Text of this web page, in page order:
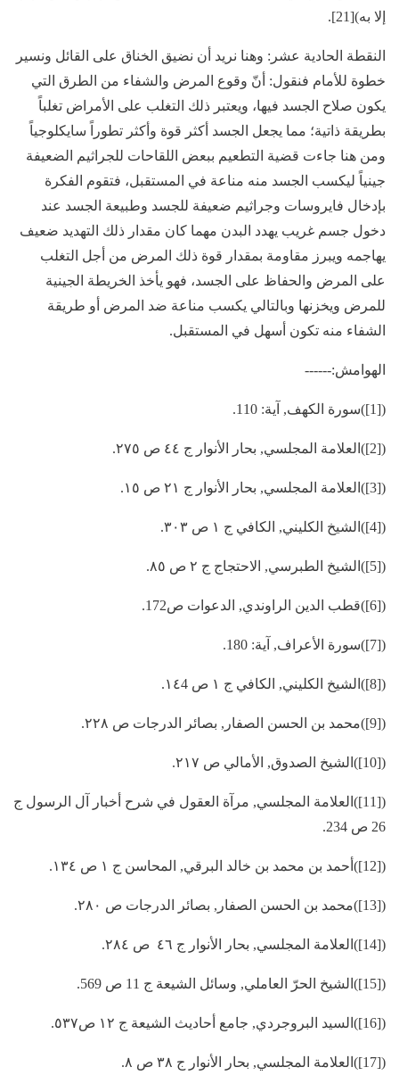
إلا به)[21].
النقطة الحادية عشر: وهنا نريد أن نضيق الخناق على القائل ونسير
خطوة للأمام فنقول: أنّ وقوع المرض والشفاء من الطرق التي
يكون صلاح الجسد فيها، ويعتبر ذلك التغلب على الأمراض تغلباً
بطريقة ذاتية؛ مما يجعل الجسد أكثر قوة وأكثر تطوراً سايكلوجياً
ومن هنا جاءت قضية التطعيم ببعض اللقاحات للجراثيم الضعيفة
جينياً ليكسب الجسد منه مناعة في المستقبل، فتقوم الفكرة
بإدخال فايروسات وجراثيم ضعيفة للجسد وطبيعة الجسد عند
دخول جسم غريب يهدد البدن مهما كان مقدار ذلك التهديد ضعيف
يهاجمه ويبرز مقاومة بمقدار قوة ذلك المرض من أجل التغلب
على المرض والحفاظ على الجسد، فهو يأخذ الخريطة الجينية
للمرض ويخزنها وبالتالي يكسب مناعة ضد المرض أو طريقة
الشفاء منه تكون أسهل في المستقبل.
الهوامش:------
([1])سورة الكهف, آية: 110.
([2])العلامة المجلسي, بحار الأنوار ج ٤٤ ص ٢٧٥.
([3])العلامة المجلسي, بحار الأنوار ج ٢١ ص ١٥.
([4])الشيخ الكليني, الكافي ج ١ ص ٣٠٣.
([5])الشيخ الطبرسي, الاحتجاج ج ٢ ص ٨٥.
([6])قطب الدين الراوندي, الدعوات ص172.
([7])سورة الأعراف, آية: 180.
([8])الشيخ الكليني, الكافي ج ١ ص ١٤4.
([9])محمد بن الحسن الصفار, بصائر الدرجات ص ٢٢٨.
([10])الشيخ الصدوق, الأمالي ص ٢١٧.
([11])العلامة المجلسي, مرآة العقول في شرح أخبار آل الرسول ج
26 ص 234.
([12])أحمد بن محمد بن خالد البرقي, المحاسن ج ١ ص ١٣٤.
([13])محمد بن الحسن الصفار, بصائر الدرجات ص ٢٨٠.
([14])العلامة المجلسي, بحار الأنوار ج ٤٦ ص ٢٨٤.
([15])الشيخ الحرّ العاملي, وسائل الشيعة ج 11 ص 569.
([16])السيد البروجردي, جامع أحاديث الشيعة ج ١٢ ص٥٣٧.
([17])العلامة المجلسي, بحار الأنوار ج ٣٨ ص ٨.